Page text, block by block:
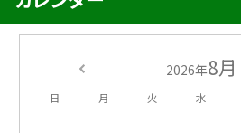
2026年8月
日 月 火 水